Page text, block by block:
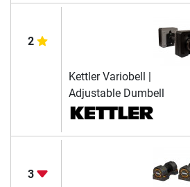
2
Kettler Variobell |
Adjustable Dumbell
3